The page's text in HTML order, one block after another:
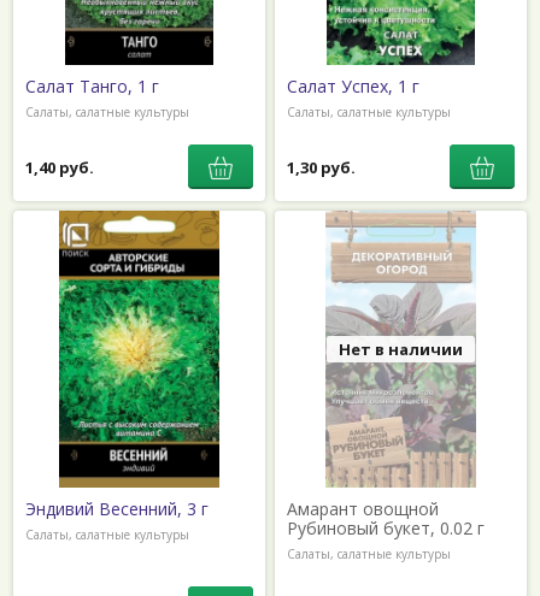
Салат Танго, 1 г
Салаты, салатные культуры
1,40 руб.
Салат Успех, 1 г
Салаты, салатные культуры
1,30 руб.
Эндивий Весенний, 3 г
Салаты, салатные культуры
Нет в наличии
Амарант овощной
Рубиновый букет, 0.02 г
Салаты, салатные культуры